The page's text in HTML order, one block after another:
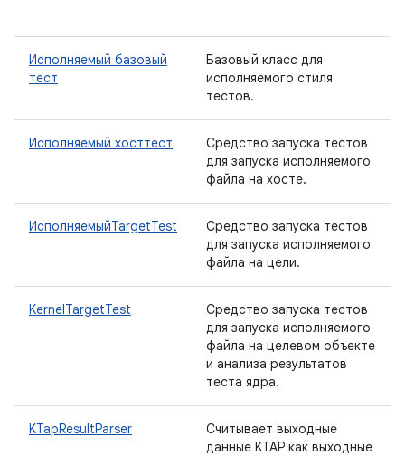
Исполняемый базовый
тест
Базовый класс для
исполняемого стиля
тестов.
Исполняемый хосттест
Средство запуска тестов
для запуска исполняемого
файла на хосте.
ИсполняемыйTargetTest
Средство запуска тестов
для запуска исполняемого
файла на цели.
KernelTargetTest
Средство запуска тестов
для запуска исполняемого
файла на целевом объекте
и анализа результатов
теста ядра.
KTapResultParser
Считывает выходные
данные KTAP как выходные